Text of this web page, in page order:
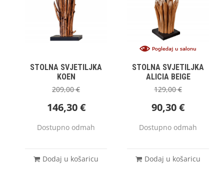
STOLNA SVJETILJKA
KOEN
209,00€
146,30€
Dostupno odmah
Dodaj u košaricu
STOLNA SVJETILJKA
ALICIA BEIGE
129,00€
90,30€
Dostupno odmah
Dodaj u košaricu